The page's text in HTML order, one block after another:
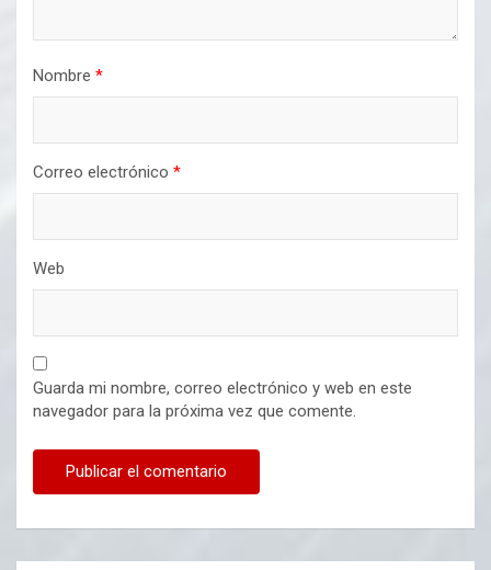
Nombre *
Correo electrónico *
Web
Guarda mi nombre, correo electrónico y web en este
navegador para la próxima vez que comente.